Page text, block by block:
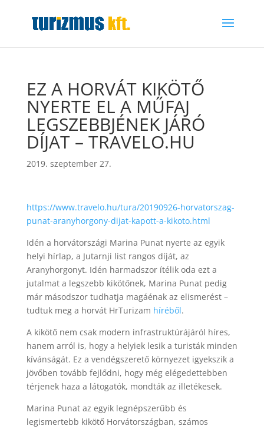
EZ A HORVÁT KIKÖTŐ
NYERTE EL A MŰFAJ
LEGSZEBBJÉNEK JÁRÓ
DÍJAT – TRAVELO.HU
2019. szeptember 27.
https://www.travelo.hu/tura/20190926-horvatorszag-
punat-aranyhorgony-dijat-kapott-a-kikoto.html
Idén a horvátországi Marina Punat nyerte az egyik
helyi hírlap, a Jutarnji list rangos díját, az
Aranyhorgonyt. Idén harmadszor ítélik oda ezt a
jutalmat a legszebb kikötőnek, Marina Punat pedig
már másodszor tudhatja magáénak az elismerést –
tudtuk meg a horvát HrTurizam híréből.
A kikötő nem csak modern infrastruktúrájáról híres,
hanem arról is, hogy a helyiek lesik a turisták minden
kívánságát. Ez a vendégszerető környezet igyekszik a
jövőben tovább fejlődni, hogy még elégedettebben
térjenek haza a látogatók, mondták az illetékesek.
Marina Punat az egyik legnépszerűbb és
legismertebb kikötő Horvátországban, számos